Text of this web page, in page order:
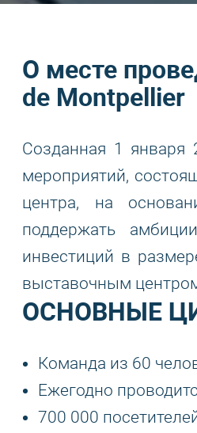
О месте
de Montpellier
Созданная 1 января
мероприятий,
центра, на
поддержать
инвестиций в
выставочным
ОСНОВНЫЕ
Команда из 60
Ежегодно
700 000